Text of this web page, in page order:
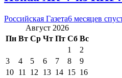
Российская Газета6 месяцев
Август 2026
Пн Вт Ср Чт Пт Сб Вс
1
2
3
4 5 6 7 8
9
10 11 12 13 14 15 16